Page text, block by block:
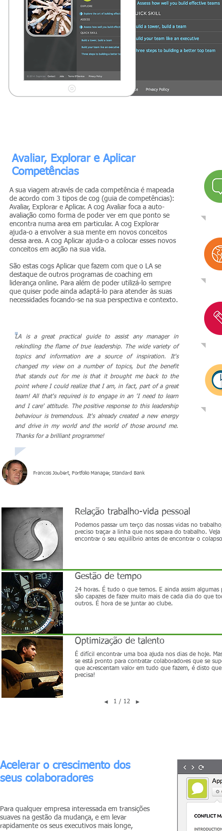
Avaliar, Explorar e Aplicar
Competências
A sua viagem através de cada competência é mapeada
de acordo com 3 tipos de cog (guia de competências):
Avaliar, Explorar e Aplicar. A cog Avaliar foca a auto-
avaliação como forma de poder ver em que ponto se
encontra numa area em particular. A cog Explorar
ajuda-o a envolver a sua mente em novos conceitos
dessa area. A cog Aplicar ajuda-o a colocar esses novos
conceitos em acção na sua vida.
São estas cogs Aplicar que fazem com que o LA se
destaque de outros programas de coaching em
liderança online. Para além de poder utilizá-lo sempre
que quiser pode ainda adaptá-lo para atender às suas
necessidades focando-se na sua perspectiva e contexto.
LA is a great practical guide to assist any manager in
rekindling the flame of true leadership. The wide variety of
topics and information are a source of inspiration. It's
changed my view on a number of topics, but the benefit
that stands out for me is that it brought me back to the
point where I could realize that I am, in fact, part of a great
team! All that's required is to engage in an 'I need to learn
and I care' attitude. The positive response to this leadership
behaviour is tremendous. It's already created a new energy
and drive in my world and the world of those around me.
Thanks for a brilliant programme!
Francois Joubert, Portfolio Manager, Standard Bank
Relação trabalho-vida pessoal
Podemos passar um terço das nossas vidas no
preciso traçar a linha que nos separa do trabalho. Veja
encontrar o seu equilíbrio antes de encontrar o
Gestão de tempo
24 horas. É tudo o que temos. E ainda assim algumas
são capazes de fazer muito mais de cada dia do que
outros. É hora de se juntar ao clube.
Optimização de talento
É difícil encontrar uma boa ajuda nos dias de hoje.
se está pronto para contratar colaboradores que se
que acrescentam valor em tudo que fazem, é disto que
precisa!
◄ 1 / 12 ►
Acelerar o crescimento dos
seus colaboradores
Para qualquer empresa interessada em transições
suaves na gestão da mudança, e em levar
rapidamente os seus executivos mais longe,